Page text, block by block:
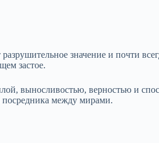
значение и почти
застое.
выносливостью, верностью и
посредника между мирами.